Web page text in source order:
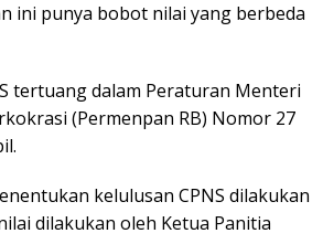
ini punya bobot nilai yang berbeda
tertuang dalam Peraturan Menteri
(Permenpan RB) Nomor 27
kelulusan CPNS dilakukan
dilakukan oleh Ketua Panitia